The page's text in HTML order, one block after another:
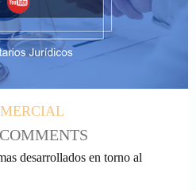
desarrollados en torno al